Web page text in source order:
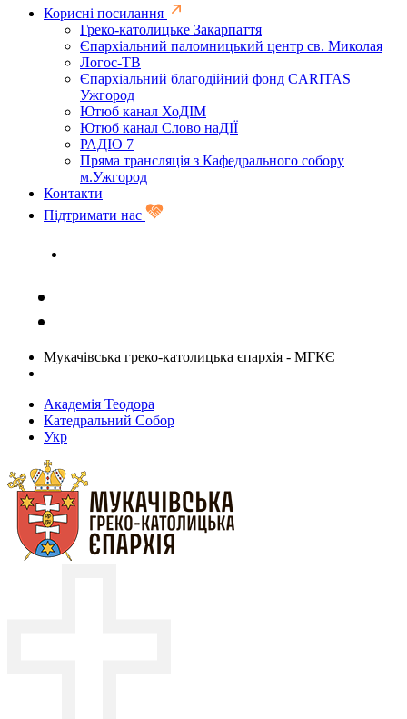
Корисні посилання
Греко-католицьке Закарпаття
Єпархіальний паломницький центр св. Миколая
Логос-ТВ
Єпархіальний благодійний фонд CARITAS
Ужгород
Ютюб канал ХоДІМ
Ютюб канал Слово наДІЇ
РАДІО 7
Пряма трансляція з Кафедрального собору
м.Ужгород
Контакти
Підтримати нас
Мукачівська греко-католицька єпархія - МГКЄ
Академія Теодора
Катедральний Собор
Укр